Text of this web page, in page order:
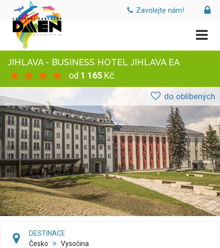
Zavolejte nám!
JIHLAVA - BUSINESS HOTEL JIHLAVA EA
od 1 165 Kč
do oblíbených
DESTINACE
Česko
Vysočina